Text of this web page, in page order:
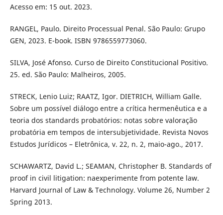
Acesso em: 15 out. 2023.
RANGEL, Paulo. Direito Processual Penal. São Paulo: Grupo
GEN, 2023. E-book. ISBN 9786559773060.
SILVA, José Afonso. Curso de Direito Constitucional Positivo.
25. ed. São Paulo: Malheiros, 2005.
STRECK, Lenio Luiz; RAATZ, Igor. DIETRICH, William Galle.
Sobre um possível diálogo entre a crítica hermenêutica e a
teoria dos standards probatórios: notas sobre valoração
probatória em tempos de intersubjetividade. Revista Novos
Estudos Jurídicos – Eletrônica, v. 22, n. 2, maio-ago., 2017.
SCHAWARTZ, David L.; SEAMAN, Christopher B. Standards of
proof in civil litigation: naexperimente from potente law.
Harvard Journal of Law & Technology. Volume 26, Number 2
Spring 2013.